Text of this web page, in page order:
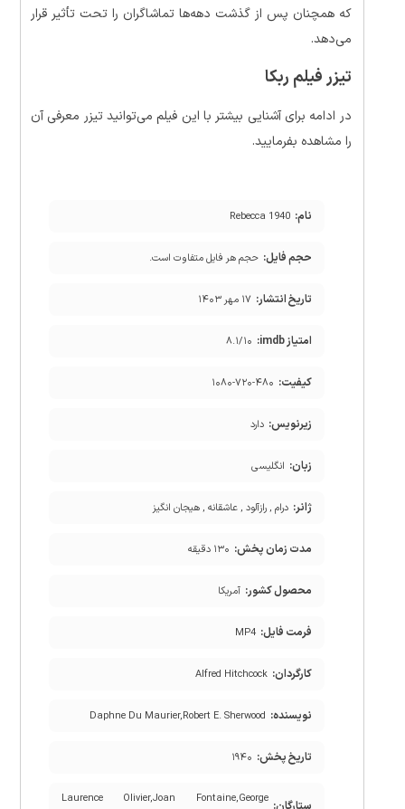
که همچنان پس از گذشت دهه‌ها تماشاگران را تحت تأثیر قرار
می‌دهد.
تیزر فیلم ربکا
در ادامه برای آشنایی بیشتر با این فیلم می‌توانید تیزر معرفی آن
را مشاهده بفرمایید.
نام: Rebecca 1940
حجم فایل: حجم هر فایل متفاوت است.
تاریخ انتشار: ۱۷ مهر ۱۴۰۳
امتیاز imdb: ۸.۱/۱۰
کیفیت: ۱۰۸۰-۷۲۰-۴۸۰
زیرنویس: دارد
زبان: انگلیسی
ژانر: درام , رازآلود , عاشقانه , هیجان انگیز
مدت زمان پخش: ۱۳۰ دقیقه
محصول کشور: آمریکا
فرمت فایل: MP4
کارگردان: Alfred Hitchcock
نویسنده: Daphne Du Maurier,Robert E. Sherwood
تاریخ پخش: ۱۹۴۰
Laurence Olivier,Joan Fontaine,George